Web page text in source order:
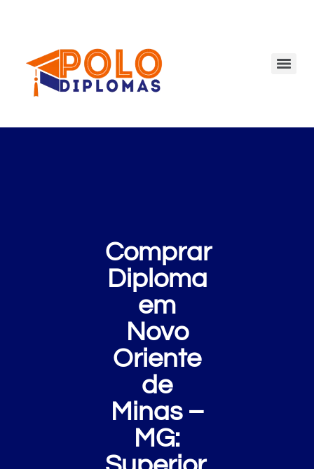
Comprar
Diploma
em
Novo
Oriente
de
Minas –
MG: